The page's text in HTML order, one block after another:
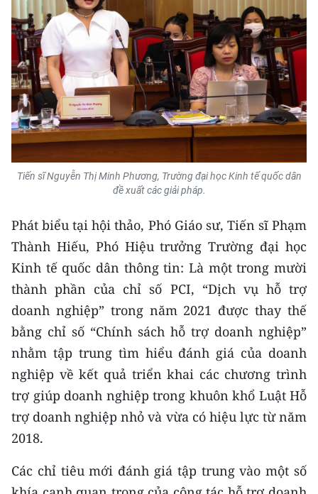
Media Y tế
Media Khoa học - Công nghệ
Media Môi trường
Ảnh
Infographic
TIN ĐỊA PHƯƠNG
Trung du và miền núi phía Bắc
Đồng bằng sông Hồng
Bắc Trung Bộ
Duyên hải Nam Trung Bộ và Tây
Nguyên
Đông Nam Bộ
Đồng bằng sông Cửu Long
Tiến sĩ Nguyễn Thị Minh Phương, Trường đại học Kinh tế quốc dân
đề xuất các giải pháp.
Phát biểu tại hội thảo, Phó Giáo sư, Tiến sĩ Phạm
Thành Hiếu, Phó Hiệu trưởng Trường đại học
Kinh tế quốc dân thông tin: Là một trong mười
thành phần của chỉ số PCI, “Dịch vụ hỗ trợ
doanh nghiệp” trong năm 2021 được thay thế
bằng chỉ số “Chính sách hỗ trợ doanh nghiệp”
nhằm tập trung tìm hiểu đánh giá của doanh
nghiệp về kết quả triển khai các chương trình
trợ giúp doanh nghiệp trong khuôn khổ Luật Hỗ
trợ doanh nghiệp nhỏ và vừa có hiệu lực từ năm
2018.
Các chỉ tiêu mới đánh giá tập trung vào một số